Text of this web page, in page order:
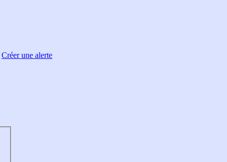
Créer une alerte